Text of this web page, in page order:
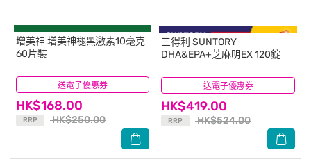
送電子優惠券
增美神 增美神褪黑激素10毫克
60片裝
HK$168.00
RRP HK$250.00
(1) 送電子優惠券
三得利 SUNTORY
DHA&EPA+芝麻明EX 120錠
HK$419.00
RRP HK$524.00
(2)